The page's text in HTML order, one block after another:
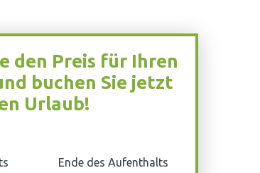
den Preis für Ihren
buchen Sie jetzt
Urlaub!
Ende des Aufenthalts